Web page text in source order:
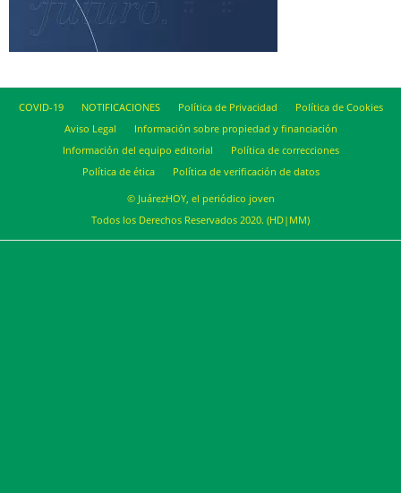
COVID-19 NOTIFICACIONES Política de Privacidad
Política de Cookies
Aviso Legal
Información sobre propiedad y financiación
Información del equipo editorial
Política de correcciones
Política de ética
Política de verificación de datos
© JuárezHOY, el periódico joven
Todos los Derechos Reservados 2020. (HD|MM)